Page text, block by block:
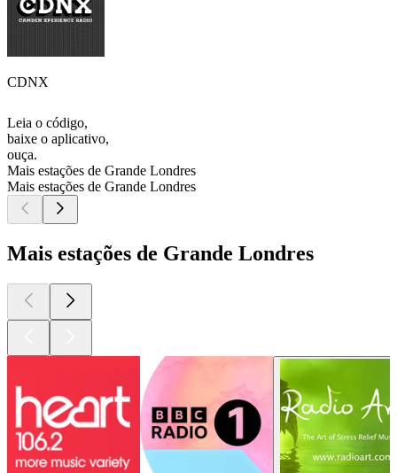
CDNX
Leia o código,
baixe o aplicativo,
ouça.
Mais estações de Grande Londres
Mais estações de Grande Londres
Mais estações de Grande Londres